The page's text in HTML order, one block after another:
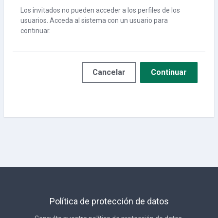
Los invitados no pueden acceder a los perfiles de los
usuarios. Acceda al sistema con un usuario para
continuar.
Cancelar Continuar
Política de protección de datos